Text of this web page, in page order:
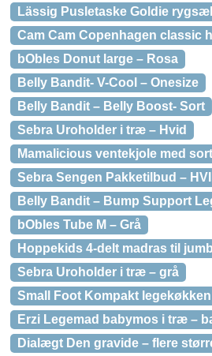
Lässig Pusletaske Goldie
Cam Cam Copenhagen classic
bObles Donut large – Rosa
Belly Bandit- V-Cool – Onesize
Belly Bandit – Belly Boost- Sort
Sebra Uroholder i træ – Hvid
Mamalicious ventekjole med
Sebra Sengen Pakketilbud –
Belly Bandit – Bump Support
bObles Tube M – Grå
Hoppekids 4-delt madras til
Sebra Uroholder i træ – grå
Small Foot Kompakt
Erzi Legemad babymos i træ –
Dialægt Den gravide – flere